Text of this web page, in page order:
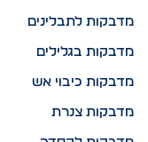
מדבקות לתבלינים
מדבקות בגלילים
מדבקות כיבוי אש
מדבקות צנרת